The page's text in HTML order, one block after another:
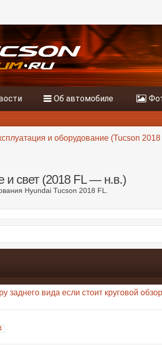
Об автомобиле
и оборудование (Tucson
и свет (2018 FL — н.в.)
Hyundai Tucson 2018 FL.
заднего вида если стоит круговой